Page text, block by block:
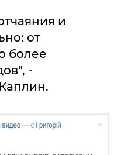
и
от
более
-